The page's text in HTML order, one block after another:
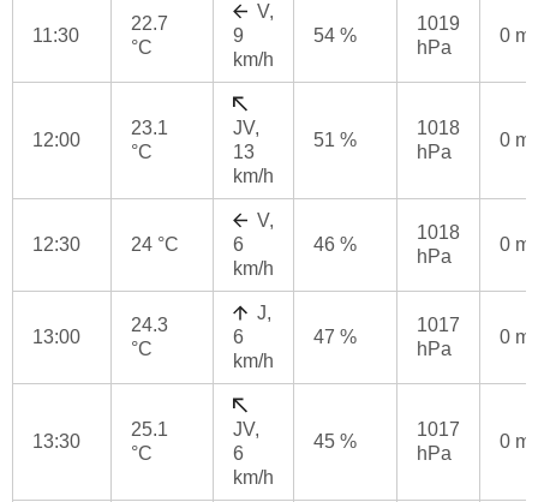
11:30
22.7
°C
V,
9
km/h
54 %
1019
hPa
0
12:00
23.1
°C
JV,
13
km/h
51 %
1018
hPa
0
12:30 24 °C
V,
6
km/h
46 %
1018
hPa
0
13:00
24.3
°C
J,
6
km/h
47 %
1017
hPa
0
13:30
25.1
°C
JV,
6
km/h
45 %
1017
hPa
0